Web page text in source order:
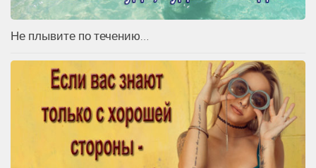
Не плывите по течению…